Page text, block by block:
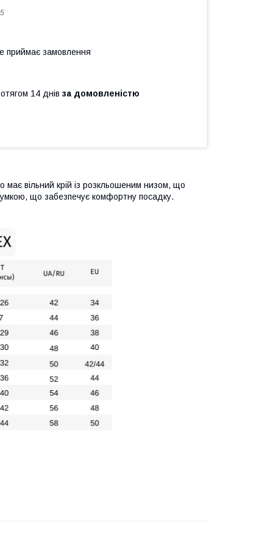
приймає замовлення
14 днів за домовленістю
вільний крій із розкльошеним низом, що
що забезпечує комфортну посадку.